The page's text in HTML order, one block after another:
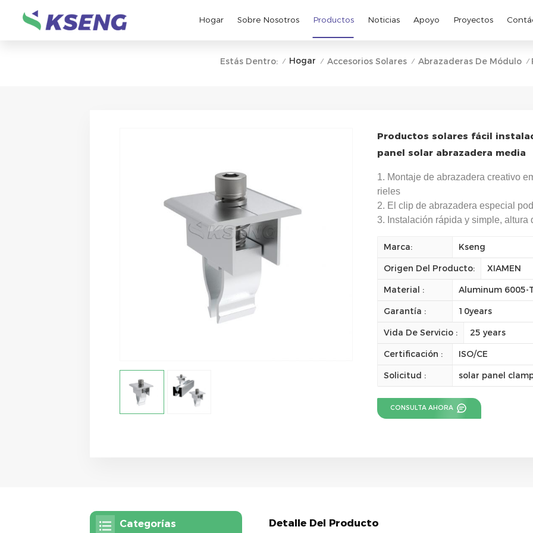
Hogar Sobre Nosotros Productos Noticias Apoyo Proyectos
Estás Dentro: / Hogar / Accesorios Solares / Abrazaderas De Módulo /
Productos solares fácil
panel solar abrazadera media
1. Montaje de abrazadera creativo
rieles
2. El clip de abrazadera especial
3. Instalación rápida y simple, altura
Marca:
Kseng
Origen Del Producto:
XIAMEN
Material :
Aluminum 6005-
Garantía :
10years
Vida De Servicio :
25 years
Certificación :
ISO/CE
Solicitud :
solar panel
CONSULTA AHORA
Detalle Del Producto
Categorías